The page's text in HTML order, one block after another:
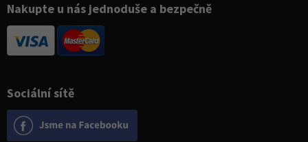
Sociální sítě
Nakupte u nás jednoduše a bezpečně